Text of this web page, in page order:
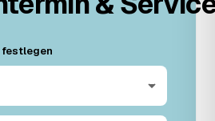
festlegen